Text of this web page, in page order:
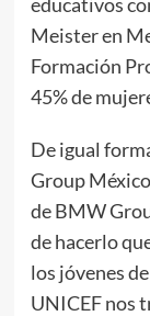
Meister en
Formación
45% de
De igual
Group
de BMW
de hacerlo
los jóvenes
UNICEF nos